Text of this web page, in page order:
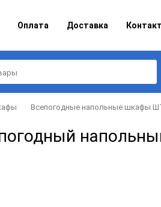
Оплата Доставка
Всепогодные напольные шкафы